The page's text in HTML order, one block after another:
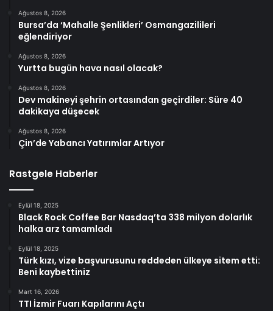
Ağustos 8, 2026
Bursa’da ‘Mahalle Şenlikleri’ Osmangazilileri
eğlendiriyor
Ağustos 8, 2026
Yurtta bugün hava nasıl olacak?
Ağustos 8, 2026
Dev makineyi şehrin ortasından geçirdiler: Süre 40
dakikaya düşecek
Ağustos 8, 2026
Çin’de Yabancı Yatırımlar Artıyor
Rastgele Haberler
Eylül 18, 2025
Black Rock Coffee Bar Nasdaq’ta 338 milyon dolarlık
halka arz tamamladı
Eylül 18, 2025
Türk kızı, vize başvurusunu reddeden ülkeye sitem etti:
Beni kaybettiniz
Mart 16, 2026
TTI İzmir Fuarı Kapılarını Açtı